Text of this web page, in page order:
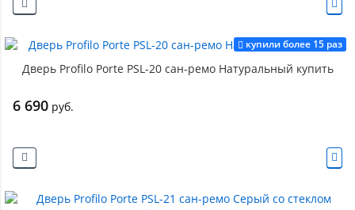
купили более 15 раз
Дверь Profilo Porte PSL-20 сан-ремо Натуральный купить
6 690 руб.